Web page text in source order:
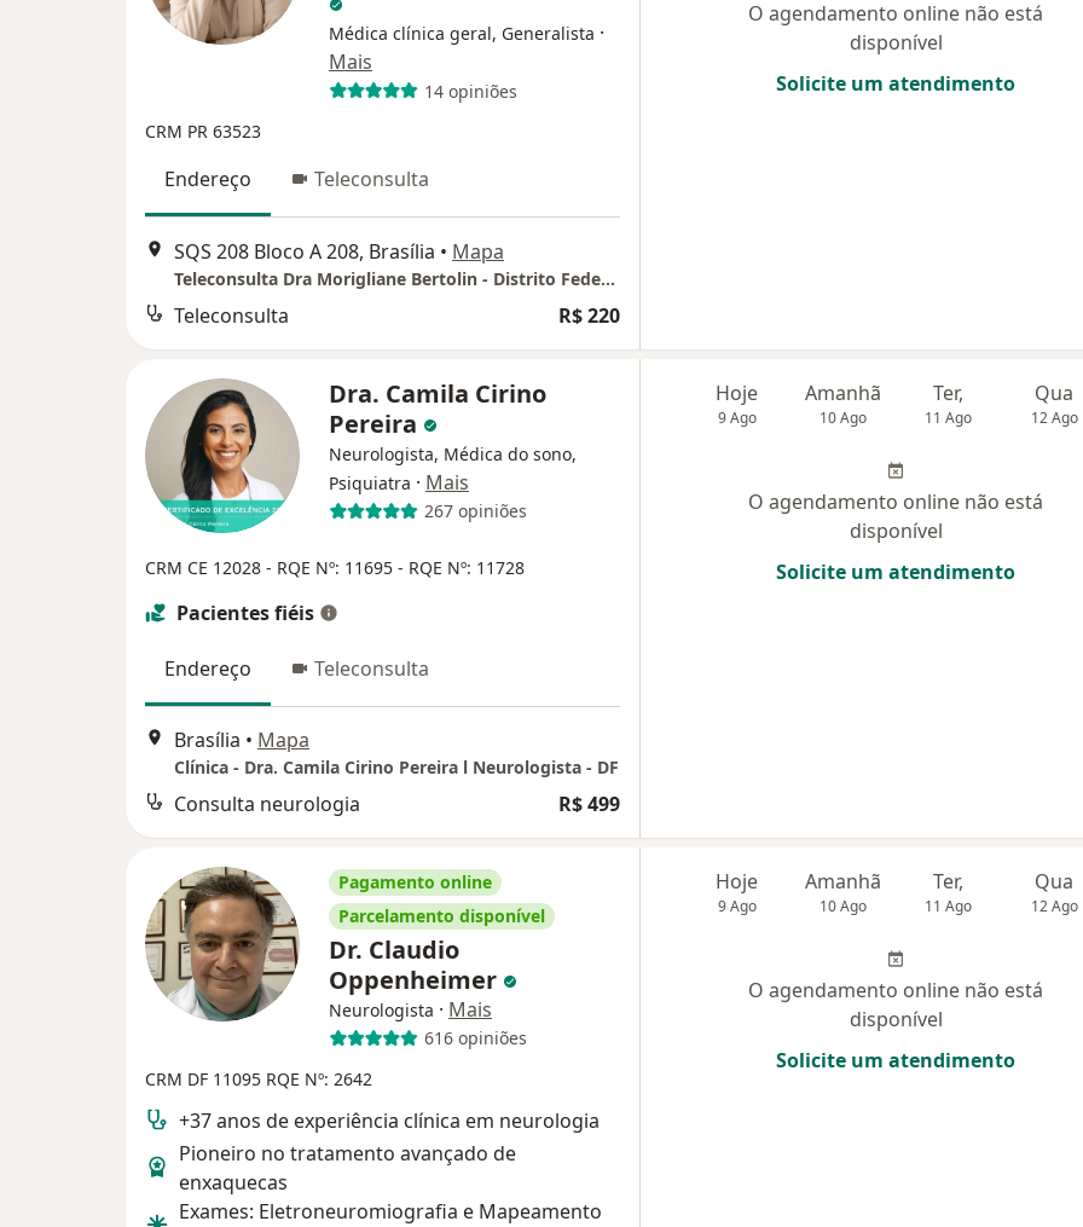
Médica clínica geral, Generalista ·
Mais
14 opiniões
CRM PR 63523
Endereço Teleconsulta
SQS 208 Bloco A 208, Brasília • Mapa
Teleconsulta Dra Morigliane Bertolin - Distrito Federal
Teleconsulta R$ 220
O agendamento online não está
disponível
Solicite um atendimento
Dra. Camila Cirino
Pereira
Neurologista, Médica do sono,
Psiquiatra · Mais
267 opiniões
CRM CE 12028 - RQE Nº: 11695 - RQE Nº: 11728
Pacientes fiéis
Endereço Teleconsulta
Brasília • Mapa
Clínica - Dra. Camila Cirino Pereira l Neurologista - DF
Consulta neurologia R$ 499
Hoje
9 Ago
Amanhã
10 Ago
Ter,
11 Ago
Qua
12 Ago
O agendamento online não está
disponível
Solicite um atendimento
Pagamento online
Parcelamento disponível
Dr. Claudio
Oppenheimer
Neurologista · Mais
616 opiniões
CRM DF 11095 RQE Nº: 2642
+37 anos de experiência clínica em neurologia
Pioneiro no tratamento avançado de
enxaquecas
Exames: Eletroneuromiografia e Mapeamento
Hoje
9 Ago
Amanhã
10 Ago
Ter,
11 Ago
Qua
12 Ago
O agendamento online não está
disponível
Solicite um atendimento